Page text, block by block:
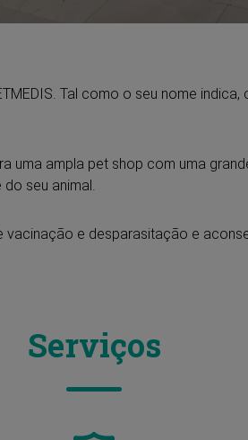
Tal como o seu nome
uma ampla pet shop com uma
seu animal.
e desparasitação e
Serviços